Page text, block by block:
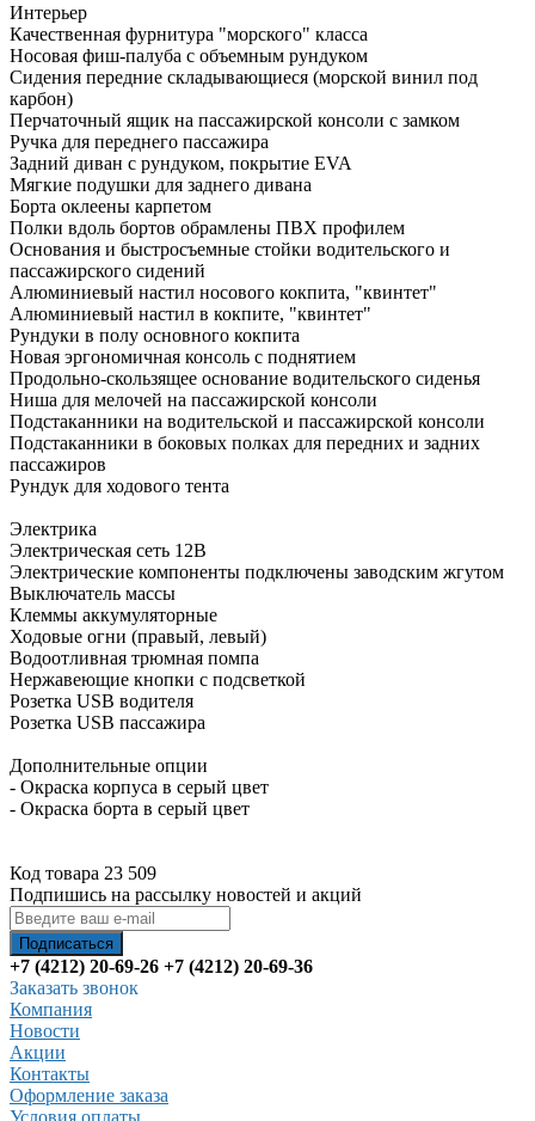
Интерьер
Качественная фурнитура "морского" класса
Носовая фиш-палуба с объемным рундуком
Сидения передние складывающиеся (морской винил под
карбон)
Перчаточный ящик на пассажирской консоли с замком
Ручка для переднего пассажира
Задний диван с рундуком, покрытие EVA
Мягкие подушки для заднего дивана
Борта оклеены карпетом
Полки вдоль бортов обрамлены ПВХ профилем
Основания и быстросъемные стойки водительского и
пассажирского сидений
Алюминиевый настил носового кокпита, "квинтет"
Алюминиевый настил в кокпите, "квинтет"
Рундуки в полу основного кокпита
Новая эргономичная консоль с поднятием
Продольно-скользящее основание водительского сиденья
Ниша для мелочей на пассажирской консоли
Подстаканники на водительской и пассажирской консоли
Подстаканники в боковых полках для передних и задних
пассажиров
Рундук для ходового тента
Электрика
Электрическая сеть 12В
Электрические компоненты подключены заводским жгутом
Выключатель массы
Клеммы аккумуляторные
Ходовые огни (правый, левый)
Водоотливная трюмная помпа
Нержавеющие кнопки с подсветкой
Розетка USB водителя
Розетка USB пассажира
Дополнительные опции
- Окраска корпуса в серый цвет
- Окраска борта в серый цвет
Код товара 23 509
Подпишись на рассылку новостей и акций
+7 (4212) 20-69-26 +7 (4212) 20-69-36
Заказать звонок
Компания
Новости
Акции
Контакты
Оформление заказа
Условия оплаты